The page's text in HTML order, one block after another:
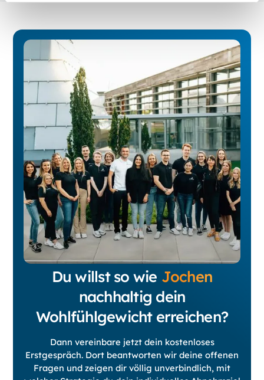
Du willst so wie Jochen
nachhaltig dein
Wohlfühlgewicht erreichen?
Dann vereinbare jetzt dein kostenloses
Erstgespräch. Dort beantworten wir deine offenen
Fragen und zeigen dir völlig unverbindlich, mit